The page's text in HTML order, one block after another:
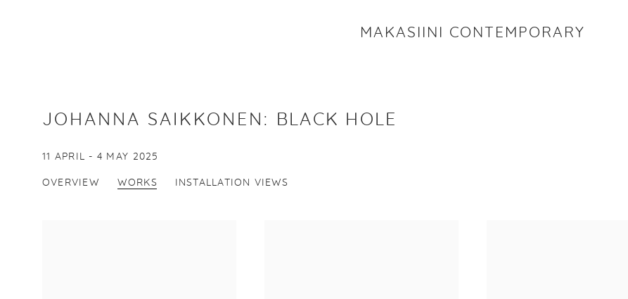
MAKASIINI CONTEMPORARY
JOHANNA SAIKKONEN : BLACK HOLE
11 APRIL - 4 MAY 2025
OVERVIEW WORKS INSTALLATION VIEWS